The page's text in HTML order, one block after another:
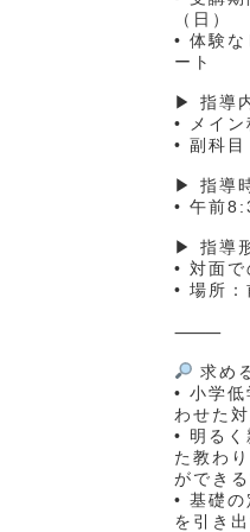
（日）
• 体験
ート
▶ 指導
• メイン
• 副科目
▶ 指導
• 午前
▶ 指導
• 対面
• 場所：
⸻
求め
• 小学
わせた
• 明るく
た教わ
ができ
• 基礎
を引き